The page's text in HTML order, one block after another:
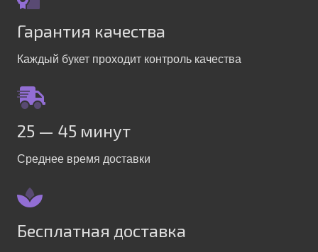
Гарантия качества
Каждый букет проходит контроль качества
25 — 45 минут
Среднее время доставки
Бесплатная доставка